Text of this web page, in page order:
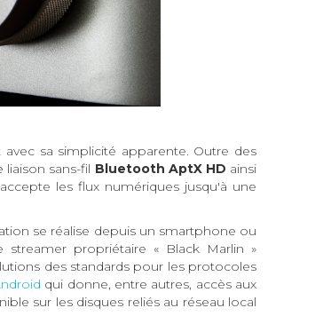
sa simplicité apparente. Outre des
sans-fil Bluetooth AptX HD ainsi
les flux numériques jusqu'à une
se réalise depuis un smartphone ou
propriétaire « Black Marlin »
des standards pour les protocoles
qui donne, entre autres, accès aux
sur les disques reliés au réseau local